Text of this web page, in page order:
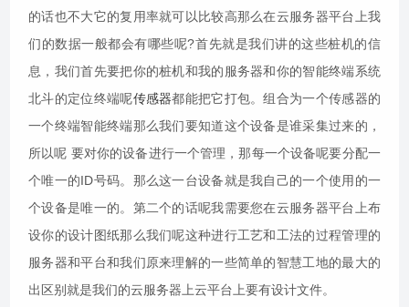
的话也不大它的复用率就可以比较高那么在云服务器平台上我
们的数据一般都会有哪些呢?首先就是我们讲的这些桩机的信
息，我们首先要把你的桩机和我的服务器和你的智能终端系统
北斗的定位终端呢传感器都能把它打包。组合为一个传感器的
一个终端智能终端那么我们要知道这个设备是谁采集过来的，
所以呢 要对你的设备进行一个管理，那每一个设备呢要分配一
个唯一的ID号码。那么这一台设备就是我自己的一个使用的一
个设备是唯一的。第二个的话呢我需要您在云服务器平台上布
设你的设计图纸那么我们呢这种进行工艺和工法的过程管理的
服务器和平台和我们原来理解的一些简单的智慧工地的最大的
出区别就是我们的云服务器上云平台上要有设计文件。